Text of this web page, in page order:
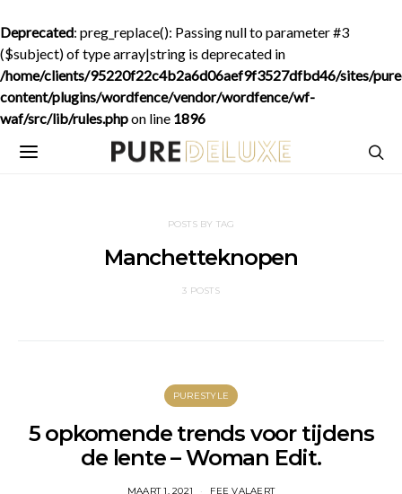
Deprecated: preg_replace(): Passing null to parameter #3
($subject) of type array|string is deprecated in
/home/clients/95220f22c4b2a6d06aef9f3527dfbd46/sites/
content/plugins/wordfence/vendor/wordfence/wf-
waf/src/lib/rules.phpon line 1896
POSTS BY TAG
Manchetteknopen
3 POSTS
PURESTYLE
5 opkomende trends voor tijdens
de lente – Woman Edit.
MAART 1, 2021 FEE VALAERT